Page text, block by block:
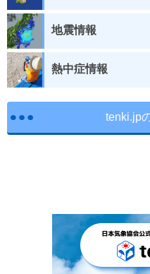
地震情報
熱中症情報
tenki.jp